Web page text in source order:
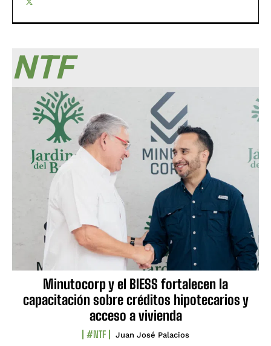
NTF
Minutocorp y el BIESS fortalecen la
capacitación sobre créditos hipotecarios y
acceso a vivienda
#NTF Juan José Palacios